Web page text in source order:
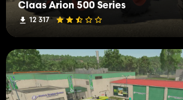
Claas Arion 500 Series
12 317